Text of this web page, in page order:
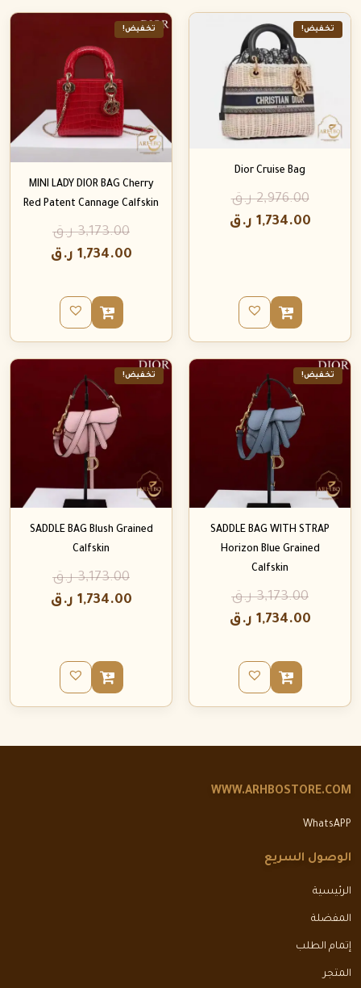
تخفيض!
Dior Cruise Bag
2,976.00 ر.ق
1,734.00 ر.ق
تخفيض!
MINI LADY DIOR BAG Cherry
Red Patent Cannage Calfskin
3,173.00 ر.ق
1,734.00 ر.ق
تخفيض!
SADDLE BAG WITH STRAP
Horizon Blue Grained
Calfskin
3,173.00 ر.ق
1,734.00 ر.ق
تخفيض!
SADDLE BAG Blush Grained
Calfskin
3,173.00 ر.ق
1,734.00 ر.ق
WWW.ARHBOSTORE.COM
WhatsAPP
الوصول السريع
الرئيسية
المفضلة
إتمام الطلب
المتجر